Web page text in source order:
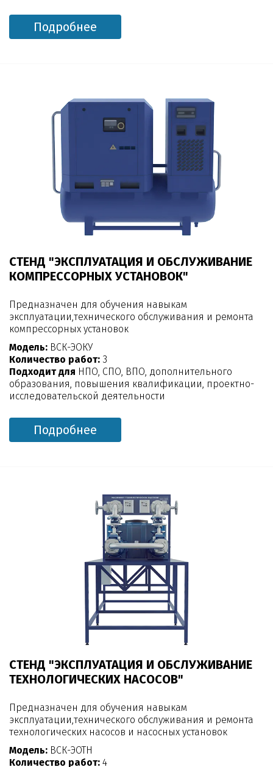
Подробнее
СТЕНД "ЭКСПЛУАТАЦИЯ И ОБСЛУЖИВАНИЕ
КОМПРЕССОРНЫХ УСТАНОВОК"
Предназначен для обучения навыкам
эксплуатации,технического обслуживания и ремонта
компрессорных установок
Модель: ВСК-ЭОКУ
Количество работ: 3
Подходит для НПО, СПО, ВПО, дополнительного
образования, повышения квалификации, проектно-
исследовательской деятельности
Подробнее
СТЕНД "ЭКСПЛУАТАЦИЯ И ОБСЛУЖИВАНИЕ
ТЕХНОЛОГИЧЕСКИХ НАСОСОВ"
Предназначен для обучения навыкам
эксплуатации,технического обслуживания и ремонта
технологических насосов и насосных установок
Модель: ВСК-ЭОТН
Количество работ: 4